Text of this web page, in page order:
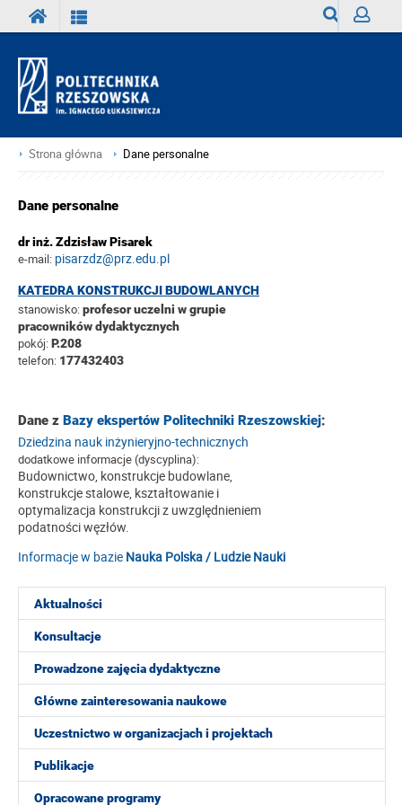
Strona główna Dane personalne
Aktualności
Konsultacje
Prowadzone zajęcia dydaktyczne
Główne zainteresowania naukowe
Uczestnictwo w organizacjach i projektach
Publikacje
Opracowane programy
Dane personalne
dr inż. Zdzisław Pisarek
e-mail: pisarzdz@prz.edu.pl
KATEDRA KONSTRUKCJI BUDOWLANYCH
stanowisko:profesor uczelni w grupie
pracowników dydaktycznych
pokój:P.208
telefon: 177432403
Dane z Bazy ekspertów Politechniki Rzeszowskiej:
Dziedzina nauk inżynieryjno-technicznych
dodatkowe informacje (dyscyplina):
Budownictwo, konstrukcje budowlane,
konstrukcje stalowe, kształtowanie i
optymalizacja konstrukcji z uwzględnieniem
podatności węzłów.
Informacje w bazie Nauka Polska / Ludzie Nauki